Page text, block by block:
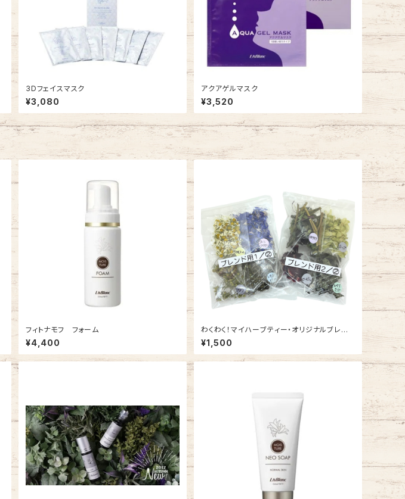
3Dフェイスマスク
¥3,080
アクアゲルマスク
¥3,520
フィトナモフ フォーム
¥4,400
わくわく！マイハーブティー・オリジナルブレンド
教材キット①
¥1,500